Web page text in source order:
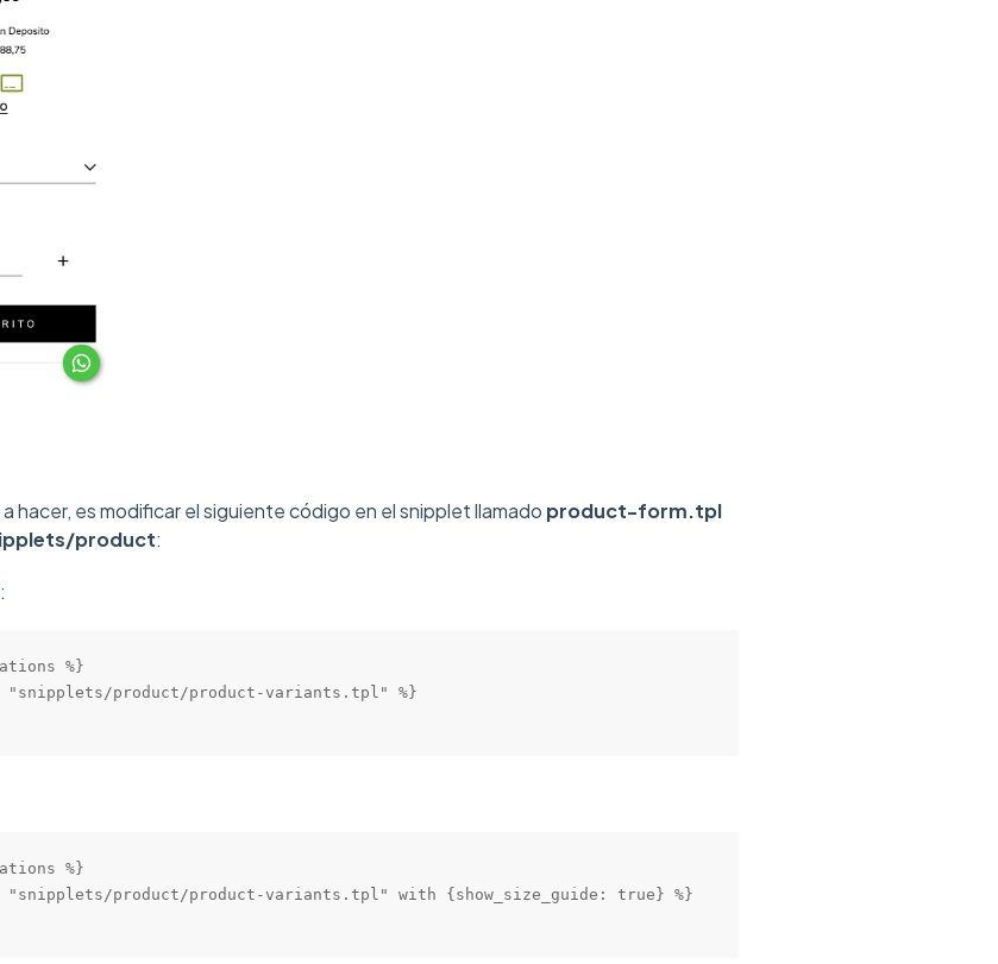
hacer, es modificar el siguiente código en el snipplet llamado product-form.tpl
product:
%}
"snipplets/product/product-variants.tpl" %}
%}
"snipplets/product/product-variants.tpl" with {show_size_guide: true} %}